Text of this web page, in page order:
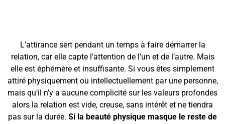
L’attirance sert pendant un temps à faire démarrer la
relation, car elle capte l’attention de l’un et de l’autre. Mais
elle est éphémère et insuffisante. Si vous êtes simplement
attiré physiquement ou intellectuellement par une personne,
mais qu’il n’y a aucune complicité sur les valeurs profondes
alors la relation est vide, creuse, sans intérêt et ne tiendra
pas sur la durée. Si la beauté physique masque le reste de